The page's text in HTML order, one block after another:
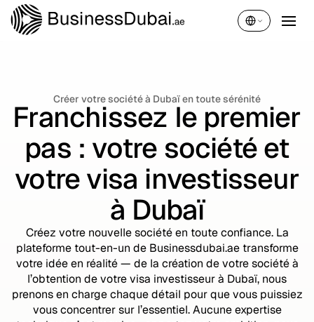
Français
Créer votre société à Dubaï en toute sérénité
Franchissez le premier
pas : votre société et
votre visa investisseur
à Dubaï
Créez votre nouvelle société en toute confiance. La
plateforme tout-en-un de Businessdubai.ae transforme
votre idée en réalité — de la création de votre société à
l’obtention de votre visa investisseur à Dubaï, nous
prenons en charge chaque détail pour que vous puissiez
vous concentrer sur l’essentiel. Aucune expertise